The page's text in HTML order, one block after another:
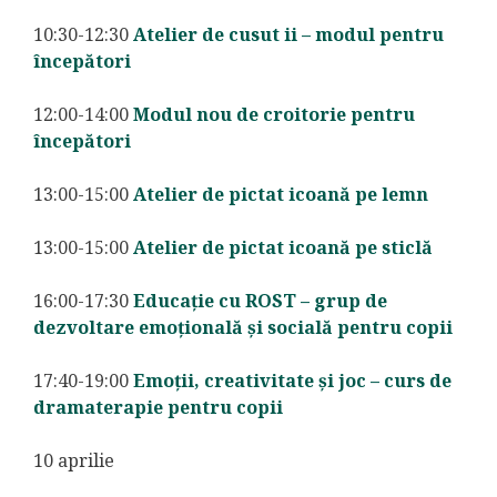
10:30-12:30Atelier de cusut ii – modul pentru
începători
12:00-14:00Modul nou de croitorie pentru
începători
13:00-15:00Atelier de pictat icoană pe lemn
13:00-15:00Atelier de pictat icoană pe sticlă
16:00-17:30Educație cu ROST – grup de
dezvoltare emoțională și socială pentru copii
17:40-19:00Emoții, creativitate și joc – curs de
dramaterapie pentru copii
10 aprilie